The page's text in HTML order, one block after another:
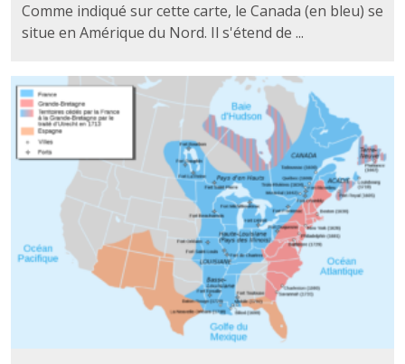
Comme indiqué sur cette carte, le Canada (en bleu) se
situe en Amérique du Nord. Il s'étend de ...